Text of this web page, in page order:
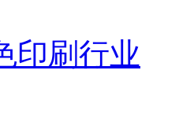
印刷行业